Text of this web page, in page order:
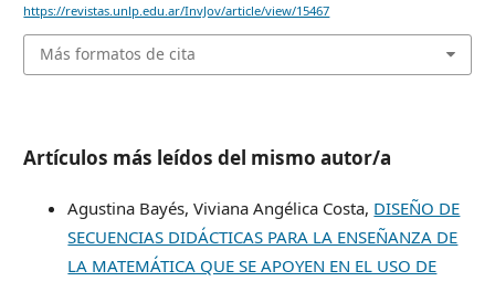
https://revistas.unlp.edu.ar/InvJov/article/view/15467
Más formatos de cita
Artículos más leídos del mismo autor/a
Agustina Bayés, Viviana Angélica Costa, DISEÑO DE
SECUENCIAS DIDÁCTICAS PARA LA ENSEÑANZA DE
LA MATEMÁTICA QUE SE APOYEN EN EL USO DE